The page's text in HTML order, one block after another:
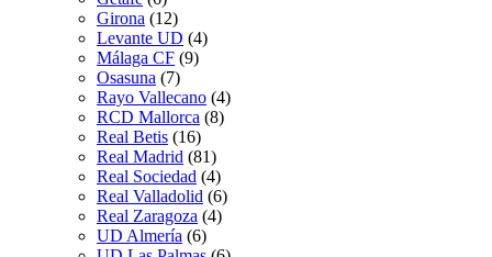
Girona (12)
Levante UD (4)
Málaga CF (9)
Osasuna (7)
Rayo Vallecano (4)
RCD Mallorca (8)
Real Betis (16)
Real Madrid (81)
Real Sociedad (4)
Real Valladolid (6)
Real Zaragoza (4)
UD Almería (6)